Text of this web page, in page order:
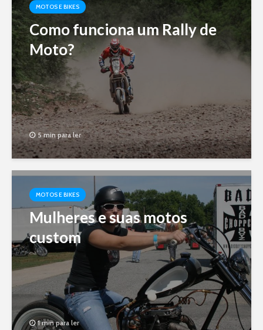
MOTOS E BIKES
Como funciona um Rally de
Moto?
5 min para ler
MOTOS E BIKES
Mulheres e suas motos
custom
1 min para ler